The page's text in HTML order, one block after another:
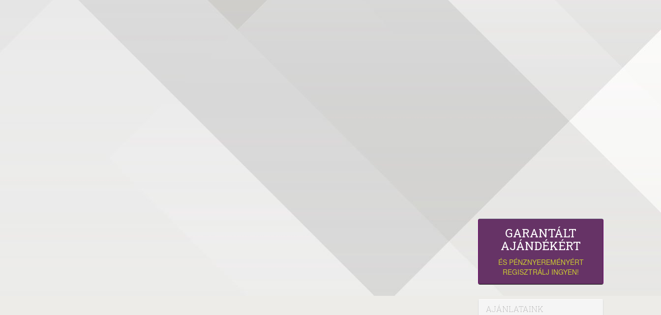
GARANTÁLT
AJÁNDÉKÉRT
ÉS PÉNZNYEREMÉNYÉRT
REGISZTRÁLJ INGYEN!
AJÁNLATAINK